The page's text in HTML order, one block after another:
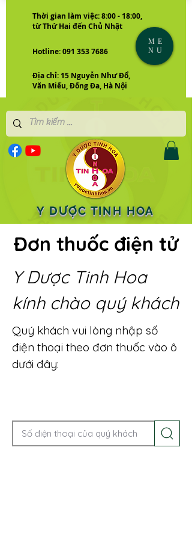
Thời gian làm việc: 8:00 - 18:00,
từ Thứ Hai đến Chủ Nhật
Hotline: 091 353 7686
Địa chỉ: 15 Nguyễn Như Đổ,
Văn Miếu, Đống Đa, Hà Nội
Y DƯỢC TINH HOA
ME
NU
Đơn thuốc điện tử
Y Dược Tinh Hoa
kính chào quý khách
Quý khách vui lòng nhập số
điện thoại theo đơn thuốc vào ô
dưới đây: